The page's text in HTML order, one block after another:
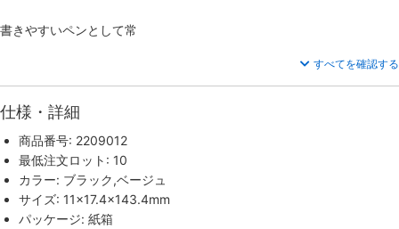
書きやすいペンとして常
すべてを確認する
仕様・詳細
商品番号: 2209012
最低注文ロット: 10
カラー: ブラック,ベージュ
サイズ: 11×17.4×143.4mm
パッケージ: 紙箱